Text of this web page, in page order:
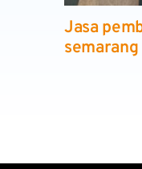
Jasa
semarang